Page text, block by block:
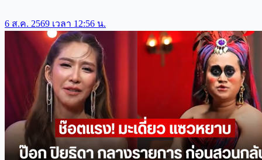
6 ส.ค. 2569 เวลา 12:56 น.